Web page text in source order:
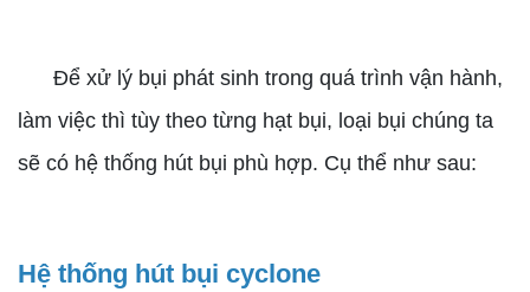
Để xử lý bụi phát sinh trong quá trình vận hành,
làm việc thì tùy theo từng hạt bụi, loại bụi chúng ta
sẽ có hệ thống hút bụi phù hợp. Cụ thể như sau:
Hệ thống hút bụi cyclone